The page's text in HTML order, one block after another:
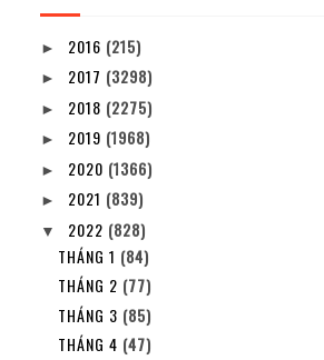
► 2016 (215)
► 2017 (3298)
► 2018 (2275)
► 2019 (1968)
► 2020 (1366)
► 2021 (839)
▼ 2022 (828)
THÁNG 1 (84)
THÁNG 2 (77)
THÁNG 3 (85)
THÁNG 4 (47)